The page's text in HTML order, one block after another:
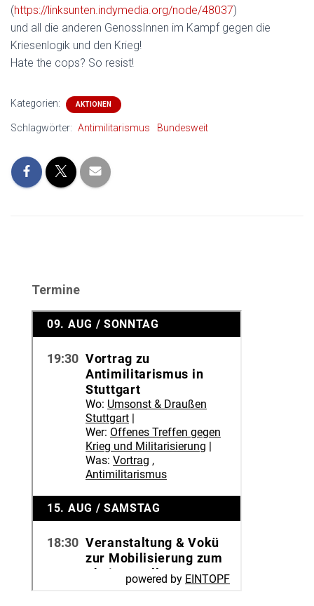
(https://linksunten.indymedia.org/node/48037)
und all die anderen GenossInnen im Kampf gegen die
Kriesenlogik und den Krieg!
Hate the cops? So resist!
Kategorien: AKTIONEN
Schlagwörter: Antimilitarismus Bundesweit
Termine